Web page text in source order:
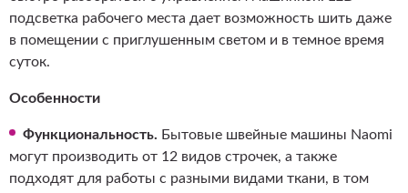
подсветка рабочего места дает возможность шить даже
в помещении с приглушенным светом и в темное время
суток.
Особенности
Функциональность. Бытовые швейные машины Naomi
могут производить от 12 видов строчек, а также
подходят для работы с разными видами ткани, в том